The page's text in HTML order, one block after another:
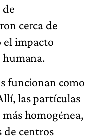
de
cerca de
el impacto
funcionan como
las partículas
homogénea,
de centros